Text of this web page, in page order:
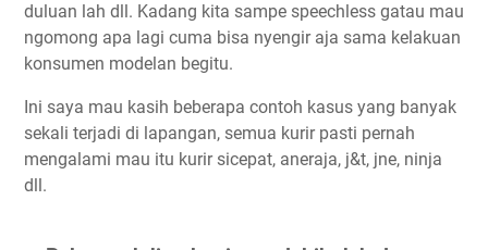
duluan lah dll. Kadang kita sampe speechless gatau mau
ngomong apa lagi cuma bisa nyengir aja sama kelakuan
konsumen modelan begitu.
Ini saya mau kasih beberapa contoh kasus yang banyak
sekali terjadi di lapangan, semua kurir pasti pernah
mengalami mau itu kurir sicepat, aneraja, j&t, jne, ninja
dll.